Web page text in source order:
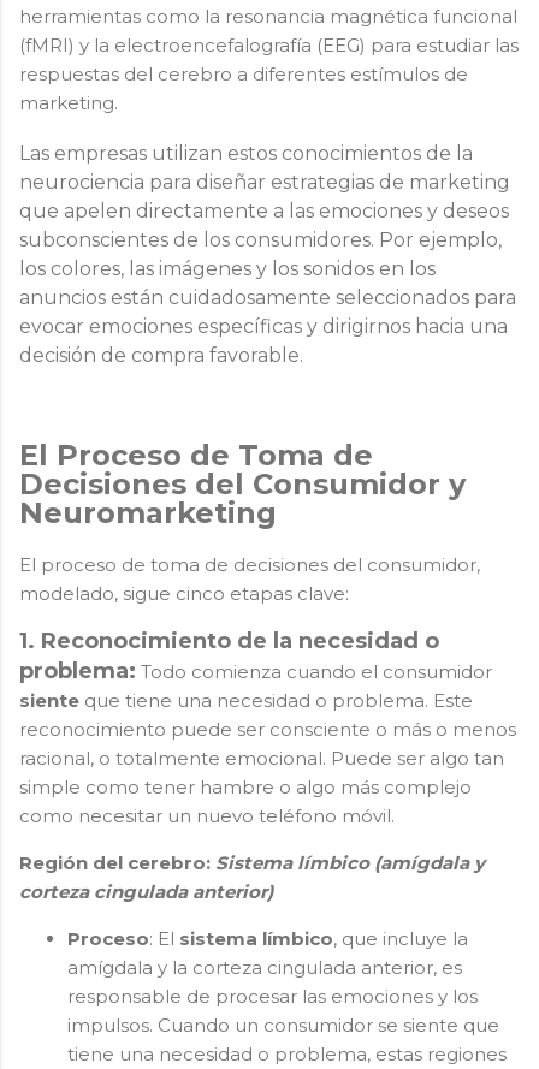
herramientas como la resonancia magnética funcional
(fMRI) y la electroencefalografía (EEG) para estudiar las
respuestas del cerebro a diferentes estímulos de
marketing.
Las empresas utilizan estos conocimientos de la
neurociencia para diseñar estrategias de marketing
que apelen directamente a las emociones y deseos
subconscientes de los consumidores. Por ejemplo,
los colores, las imágenes y los sonidos en los
anuncios están cuidadosamente seleccionados para
evocar emociones específicas y dirigirnos hacia una
decisión de compra favorable.
El Proceso de Toma de
Decisiones del Consumidor y
Neuromarketing
El proceso de toma de decisiones del consumidor,
modelado, sigue cinco etapas clave:
1. Reconocimiento de la necesidad o
problema: Todo comienza cuando el consumidor
siente que tiene una necesidad o problema. Este
reconocimiento puede ser consciente o más o menos
racional, o totalmente emocional. Puede ser algo tan
simple como tener hambre o algo más complejo
como necesitar un nuevo teléfono móvil.
Región del cerebro: Sistema límbico (amígdala y
corteza cingulada anterior)
Proceso: El sistema límbico, que incluye la
amígdala y la corteza cingulada anterior, es
responsable de procesar las emociones y los
impulsos. Cuando un consumidor se siente que
tiene una necesidad o problema, estas regiones